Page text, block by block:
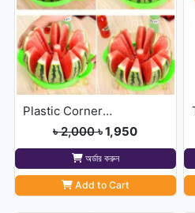
Plastic Corner Triangle
৳ 2,000৳ 1,950
অর্ডার করুন
Add to Cart